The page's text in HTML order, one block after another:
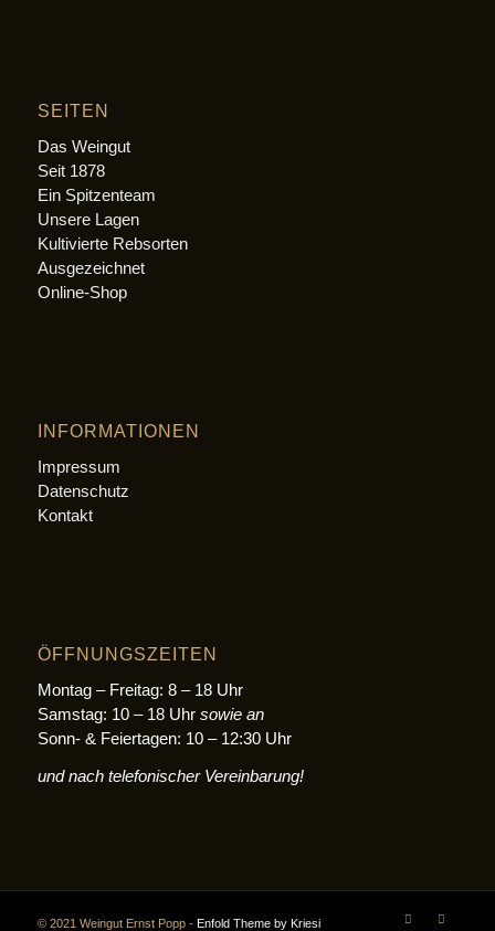
SEITEN
Das Weingut
Seit 1878
Ein Spitzenteam
Unsere Lagen
Kultivierte Rebsorten
Ausgezeichnet
Online-Shop
INFORMATIONEN
Impressum
Datenschutz
Kontakt
ÖFFNUNGSZEITEN
Montag – Freitag: 8 – 18 Uhr
Samstag: 10 – 18 Uhr sowie an
Sonn- & Feiertagen: 10 – 12:30 Uhr
und nach telefonischer Vereinbarung!
© 2021 Weingut Ernst Popp - Enfold Theme by Kriesi